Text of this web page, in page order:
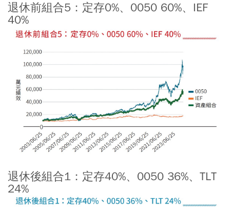
退休前組合5：定存0%、0050 60%、IEF
40%
退休後組合1：定存40%、0050 36%、TLT
24%